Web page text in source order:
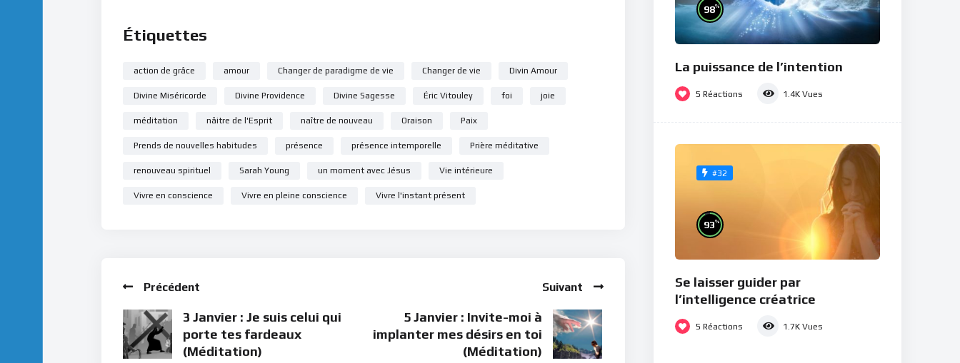
Étiquettes
action de grâce amour Changer de paradigme de vie Changer de vie Divin Amour
Divine Miséricorde Divine Providence Divine Sagesse Éric Vitouley foi joie
méditation nâitre de l'Esprit naître de nouveau Oraison Paix
Prends de nouvelles habitudes présence présence intemporelle Prière méditative
renouveau spirituel Sarah Young un moment avec Jésus Vie intérieure
Vivre en conscience Vivre en pleine conscience Vivre l'instant présent
Précédent
3 Janvier : Je suis celui qui
porte tes fardeaux
(Méditation)
Suivant
5 Janvier : Invite-moi à
implanter mes désirs en toi
(Méditation)
98%
La puissance de l’intention
5 Réactions 1.4K Vues
#32
93%
Se laisser guider par
l’intelligence créatrice
5 Réactions 1.7K Vues